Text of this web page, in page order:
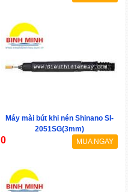
Máy mài bút khi nén Shinano SI-
2051SG(3mm)
0 MUA NGAY